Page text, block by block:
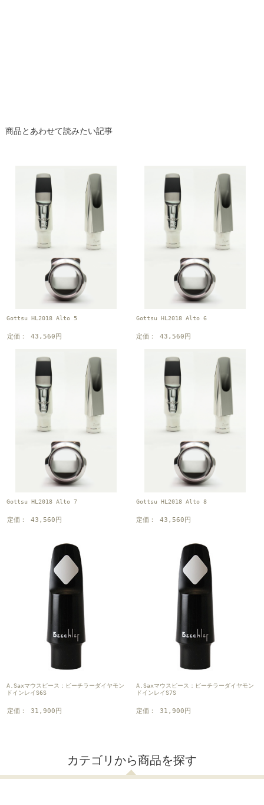
商品とあわせて読みたい記事
Gottsu HL2018 Alto 5
定価： 43,560円
Gottsu HL2018 Alto 6
定価： 43,560円
Gottsu HL2018 Alto 7
定価： 43,560円
Gottsu HL2018 Alto 8
定価： 43,560円
A.Saxマウスピース：ビーチラーダイヤモン
ドインレイS6S
定価： 31,900円
A.Saxマウスピース：ビーチラーダイヤモン
ドインレイS7S
定価： 31,900円
カテゴリから商品を探す